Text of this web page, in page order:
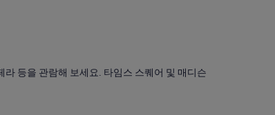
등을 관람해 보세요. 타임스 스퀘어 및 매디슨